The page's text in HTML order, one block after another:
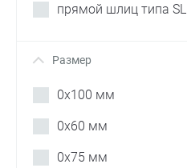
прямой шлиц типа SL
+ Размер
0х100 мм
0х60 мм
0х75 мм